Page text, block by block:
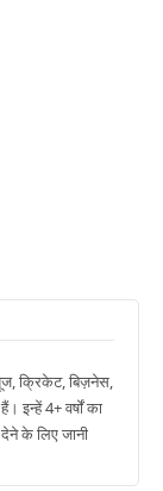
क्रिकेट, बिज़नेस,
इन्हें 4+ वर्षों का
के लिए जानी